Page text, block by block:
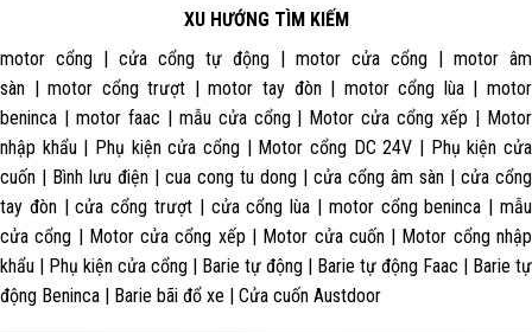
XU HƯỚNG TÌM KIẾM
motor cổng | cửa cổng tự động | motor cửa cổng | motor âm
sàn | motor cổng trượt | motor tay đòn | motor cổng lùa | motor
beninca | motor faac | mẫu cửa cổng | Motor cửa cổng xếp | Motor
nhập khẩu | Phụ kiện cửa cổng | Motor cổng DC 24V | Phụ kiện cửa
cuốn | Bình lưu điện | cua cong tu dong | cửa cổng âm sàn | cửa cổng
tay đòn | cửa cổng trượt | cửa cổng lùa | motor cổng beninca | mẫu
cửa cổng | Motor cửa cổng xếp | Motor cửa cuốn | Motor cổng nhập
khẩu | Phụ kiện cửa cổng | Barie tự động | Barie tự động Faac | Barie tự
động Beninca | Barie bãi đổ xe | Cửa cuốn Austdoor